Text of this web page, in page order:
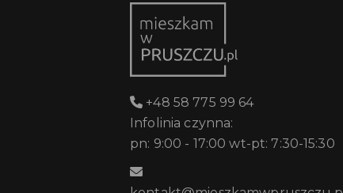
+48 58 775 99 64
Infolinia czynna:
pn: 9:00 - 17:00 wt-pt: 7:30-15:30